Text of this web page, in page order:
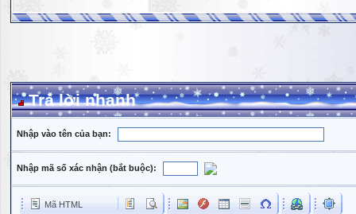
Trả lời nhanh
Nhập vào tên của bạn:
Nhập mã số xác nhận (bắt buộc):
Mã HTML